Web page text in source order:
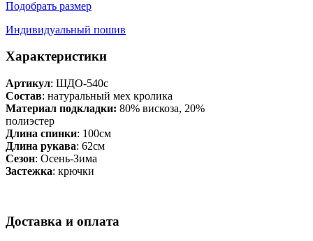
Подобрать размер
Индивидуальный пошив
Характеристики
Артикул: ШДО-540с
Состав: натуральный мех кролика
Материал подкладки: 80% вискоза, 20%
полиэстер
Длина спинки: 100см
Длина рукава: 62см
Сезон: Осень-Зима
Застежка: крючки
Доставка и оплата